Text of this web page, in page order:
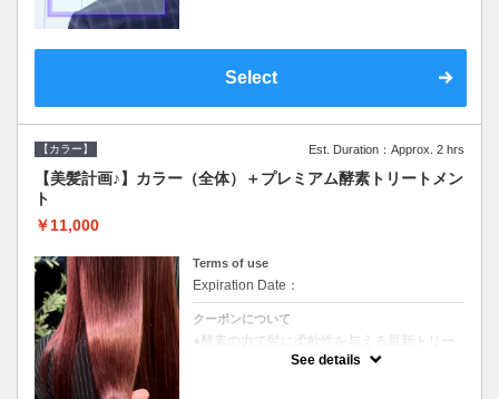
気軽なスパです☆
Select
【カラー】 Est. Duration：Approx. 2 hrs
【美髪計画♪】カラー（全体）＋プレミアム酵素トリートメン
ト
￥11,000
Terms of use
Expiration Date：
クーポンについて
●酵素の力で髪に柔軟性を与える最新トリー
トメント●ＳＢ込●長さ料金あり《こちらのク
ーポンご利用のお客様のみ》オリジナル酵素
See details